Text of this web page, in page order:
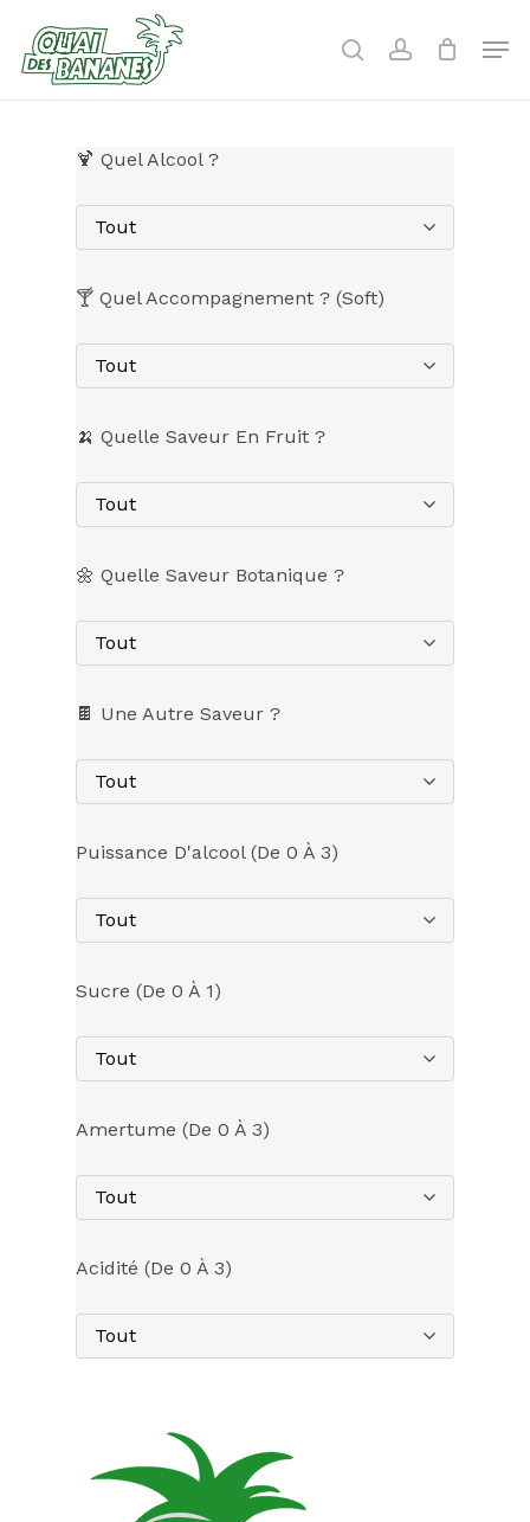
main
content
searchaccount
🍹 Quel Alcool ?
Tout
🍸 Quel Accompagnement ? (Soft)
Tout
🍌 Quelle Saveur En Fruit ?
Tout
🌼 Quelle Saveur Botanique ?
Tout
🍫 Une Autre Saveur ?
Tout
Puissance D'alcool (de 0 À 3)
Tout
Sucre (de 0 À 1)
Tout
Amertume (de 0 À 3)
Tout
Acidité (de 0 À 3)
Tout